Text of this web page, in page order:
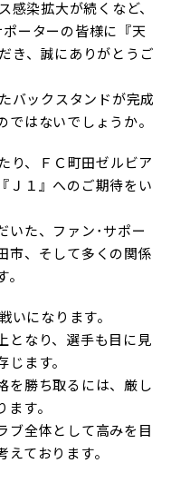
・ロゴについて
感染拡大が続くなど、
ーターの皆様に『天
き、誠にありがとうご
バックスタンドが完成
はないでしょうか。
り、ＦＣ町田ゼルビア
Ｊ１』へのご期待をい
いた、ファン･サポー
市、そして多くの関係
いになります。
となり、選手も目に見
ます。
を勝ち取るには、厳し
す。
ブ全体として高みを目
ております。